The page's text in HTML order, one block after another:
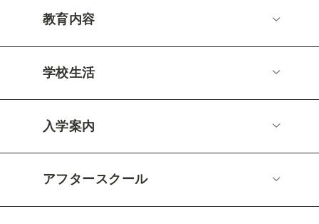
教育内容
学校生活
入学案内
アフタースクール